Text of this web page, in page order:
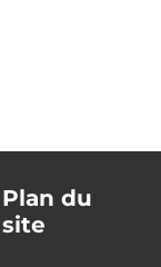
Plan du
site